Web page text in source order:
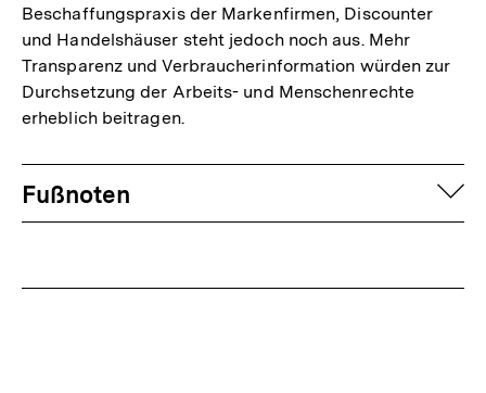
Beschaffungspraxis der Markenfirmen, Discounter
und Handelshäuser steht jedoch noch aus. Mehr
Transparenz und Verbraucherinformation würden zur
Durchsetzung der Arbeits- und Menschenrechte
erheblich beitragen.
Fussnoten
Fußnoten